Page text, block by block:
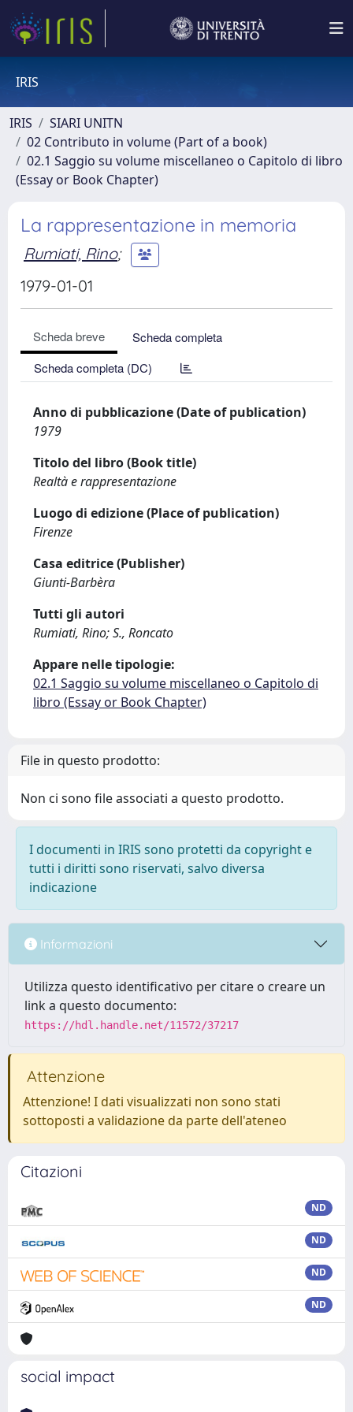
IRIS
IRIS
SIARI UNITN
02 Contributo in volume (Part of a book)
02.1 Saggio su volume miscellaneo o Capitolo di libro
(Essay or Book Chapter)
La rappresentazione in memoria
Rumiati, Rino;
1979-01-01
Scheda breve
Scheda completa
Scheda completa (DC)
Anno di pubblicazione (Date of publication)
1979
Titolo del libro (Book title)
Realtà e rappresentazione
Luogo di edizione (Place of publication)
Firenze
Casa editrice (Publisher)
Giunti-Barbèra
Tutti gli autori
Rumiati, Rino; S., Roncato
Appare nelle tipologie:
02.1 Saggio su volume miscellaneo o Capitolo di
libro (Essay or Book Chapter)
File in questo prodotto:
Non ci sono file associati a questo prodotto.
I documenti in IRIS sono protetti da copyright e
tutti i diritti sono riservati, salvo diversa
indicazione
Informazioni
Utilizza questo identificativo per citare o creare un
link a questo documento:
https://hdl.handle.net/11572/37217
Attenzione
Attenzione! I dati visualizzati non sono stati
sottoposti a validazione da parte dell'ateneo
Citazioni
ND
ND
ND
ND
social impact